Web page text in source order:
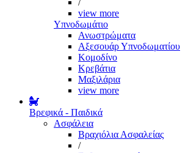
/
view more
Υπνοδωμάτιο
Ανωστρώματα
Αξεσουάρ Υπνοδωματίου
Κομοδίνο
Κρεβάτια
Μαξιλάρια
view more
Βρεφικά - Παιδικά
Ασφάλεια
Βραχιόλια Ασφαλείας
/